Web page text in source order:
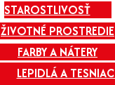
STAROSTLIVOSŤ
ŽIVOTNÉ PROSTREDIE
FARBY A NÁTERY
LEPIDLÁ A